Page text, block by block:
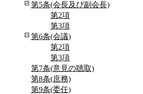
第5条(会長及び副会長)
第2項
第3項
第6条(会議)
第2項
第3項
第7条(意見の聴取)
第8条(庶務)
第9条(委任)